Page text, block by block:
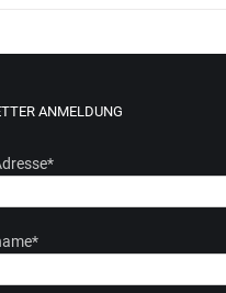
ANMELDUNG
*
*